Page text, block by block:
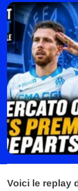
Voici le replay